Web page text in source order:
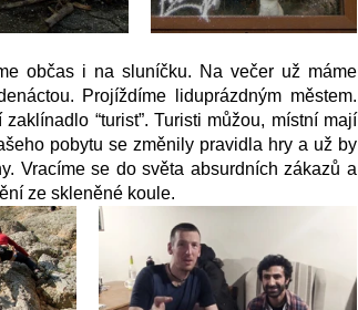
občas i na sluníčku. Na večer už máme
Projíždíme liduprázdným městem.
“turist”. Turisti můžou, místní mají
pobytu se změnily pravidla hry a už by
Vracíme se do světa absurdních zákazů a
ze skleněné koule.